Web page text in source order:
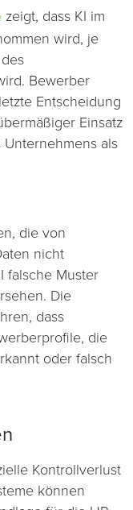
zeigt, dass KI im
wird, je
Bewerber
Entscheidung
Einsatz
als
die von
nicht
falsche Muster
Die
dass
die
oder falsch
Kontrollverlust
können